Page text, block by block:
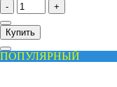
- +
Купить
ПОПУЛЯРНЫЙ